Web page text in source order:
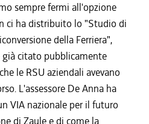
sempre fermi all'opzione
ci ha distribuito lo "Studio di
della Ferriera",
citato pubblicamente
le RSU aziendali avevano
L'assessore De Anna ha
VIA nazionale per il futuro
di Zaule e di come la